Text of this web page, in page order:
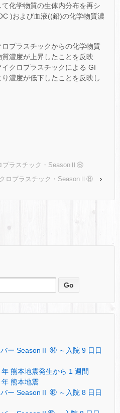
化学物質の生体内分布を再シ
)および血液((鉛)の化学物質濃
プラスチックからの化学物質
濃度が上昇したことを反映
クロプラスチックによる GI
濃度が低下したことを反映し
プラスチック・SeasonⅡ⑥
クロプラスチック・SeasonⅡ⑧
›
バー SeasonⅡ ㊹ ～入院 9 日日
熊本地震発生から 1 週間
年 熊本地震
バー SeasonⅡ ㊸ ～入院 8 日日